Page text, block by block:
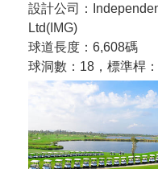
設計公司：
Ltd(IMG)
球道長度：6,608碼
球洞數：18，標準桿